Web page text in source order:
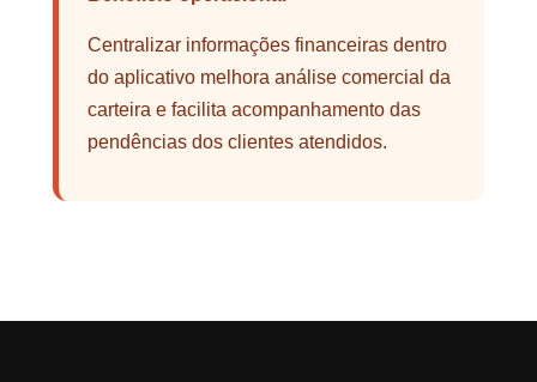
Centralizar informações financeiras dentro
do aplicativo melhora análise comercial da
carteira e facilita acompanhamento das
pendências dos clientes atendidos.